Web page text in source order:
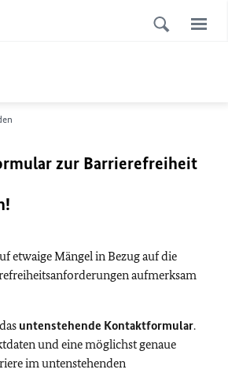
zur Barrierefreiheit
etwaige Mängel in Bezug auf die
aufmerksam
untenstehende Kontaktformular.
und eine möglichst genaue
im untenstehenden